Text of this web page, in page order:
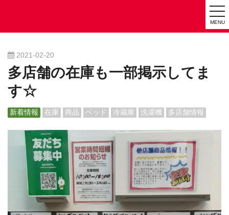
MENU
2021-02-20
多店舗の在庫も一部掲示してま
す☆
新着情報 在庫 商品 ベッド 冷蔵庫 洗濯機 多店舗情報